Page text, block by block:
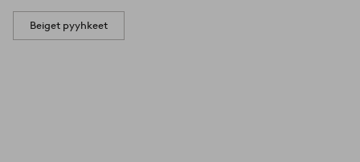
Beiget pyyhkeet